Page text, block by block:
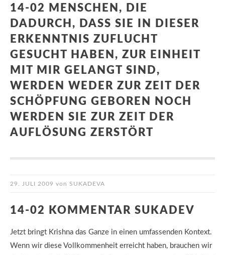
14-02 MENSCHEN, DIE
DADURCH, DASS SIE IN DIESER
ERKENNTNIS ZUFLUCHT
GESUCHT HABEN, ZUR EINHEIT
MIT MIR GELANGT SIND,
WERDEN WEDER ZUR ZEIT DER
SCHÖPFUNG GEBOREN NOCH
WERDEN SIE ZUR ZEIT DER
AUFLÖSUNG ZERSTÖRT
29. JULI 2009 von SUKADEVA
14-02 KOMMENTAR SUKADEV
Jetzt bringt Krishna das Ganze in einen umfassenden Kontext.
Wenn wir diese Vollkommenheit erreicht haben, brauchen wir